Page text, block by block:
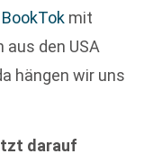
mit
den USA
hängen wir uns
darauf